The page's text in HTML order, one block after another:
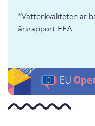
*Vattenkvaliteten är
årsrapport EEA.